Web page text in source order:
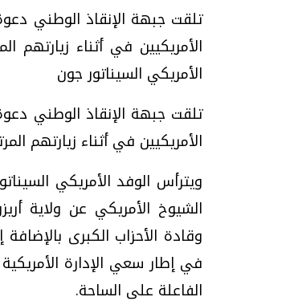
تلقت جبهة الإنقاذ الوطني
الأمريكيين في أثناء
الأمريكي السيناتور جون
تلقت جبهة الإنقاذ الوطني
الأمريكيين في أثناء زيارتهم
ويترأس الوفد الأمريكي
الشيوخ الأمريكي عن ولاية
وقادة الأحزاب الكبرى
في إطار سعي الإدارة
الفاعلة على الساحة.
دليلك
وإجابات
السبت، 01 اغسطس 2026 10:25 ص
فيديو.. الإعلام الرقمي.. تقنيات واعدة
وتحديات هائلة